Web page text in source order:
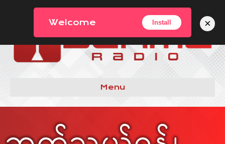
Menu
Welcome Install ×